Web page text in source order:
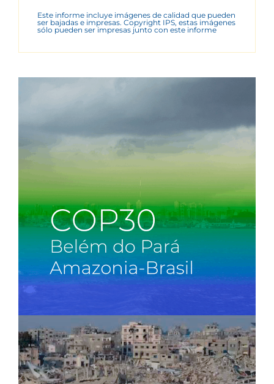
Este informe incluye imágenes de calidad que pueden
ser bajadas e impresas. Copyright IPS, estas imágenes
sólo pueden ser impresas junto con este informe